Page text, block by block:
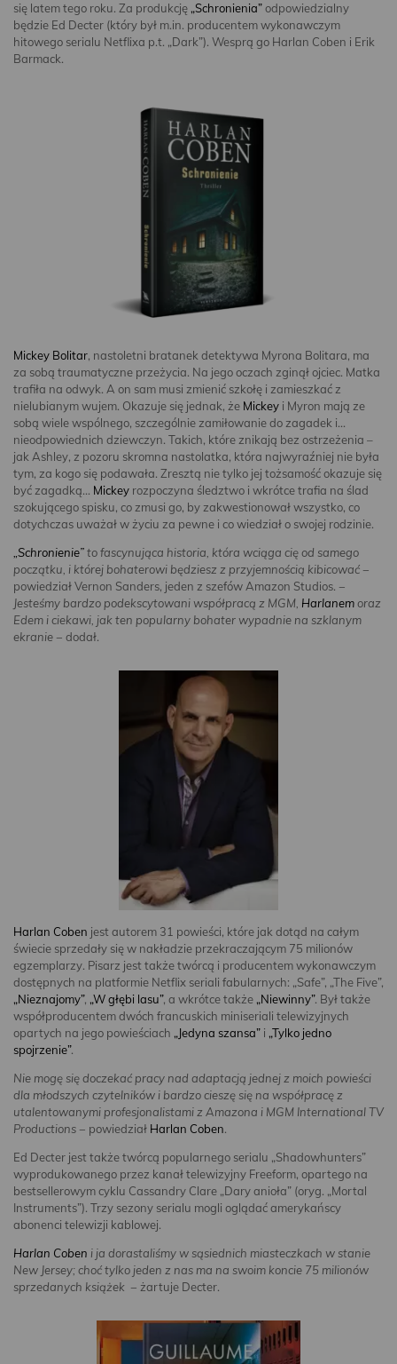
się latem tego roku. Za produkcję„Schronienia”odpowiedzialny
będzie Ed Decter (który był m.in. producentem wykonawczym
hitowego serialu Netflixa p.t. „Dark”). Wesprą go Harlan Coben i Erik
Barmack.
Mickey Bolitar, nastoletni bratanek detektywa Myrona Bolitara, ma
za sobą traumatyczne przeżycia. Na jego oczach zginął ojciec. Matka
trafiła na odwyk. A on sam musi zmienić szkołę i zamieszkać z
nielubianym wujem. Okazuje się jednak, że Mickey i Myron mają ze
sobą wiele wspólnego, szczególnie zamiłowanie do zagadek i…
nieodpowiednich dziewczyn. Takich, które znikają bez ostrzeżenia –
jak Ashley, z pozoru skromna nastolatka, która najwyraźniej nie była
tym, za kogo się podawała. Zresztą nie tylko jej tożsamość okazuje się
być zagadką… Mickey rozpoczyna śledztwo i wkrótce trafia na ślad
szokującego spisku, co zmusi go, by zakwestionował wszystko, co
dotychczas uważał w życiu za pewne i co wiedział o swojej rodzinie.
„Schronienie”to fascynująca historia, która wciąga cię od samego
początku, i której bohaterowi będziesz z przyjemnością kibicować −
powiedział Vernon Sanders, jeden z szefów Amazon Studios. −
Jesteśmy bardzo podekscytowani współpracą z MGM, Harlanemoraz
Edem i ciekawi, jak ten popularny bohater wypadnie na szklanym
ekranie − dodał.
Harlan Coben jest autorem 31 powieści, które jak dotąd na całym
świecie sprzedały się w nakładzie przekraczającym 75 milionów
egzemplarzy. Pisarz jest także twórcą i producentem wykonawczym
dostępnych na platformie Netflix seriali fabularnych: „Safe”, „The Five”,
„Nieznajomy”, „W głębi lasu”, a wkrótce także„Niewinny”. Był także
współproducentem dwóch francuskich miniseriali telewizyjnych
opartych na jego powieściach „Jedyna szansa” i „Tylko jedno
spojrzenie”.
Nie mogę się doczekać pracy nad adaptacją jednej z moich powieści
dla młodszych czytelników i bardzo cieszę się na współpracę z
utalentowanymi profesjonalistami z Amazona i MGM International TV
Productions − powiedział Harlan Coben.
Ed Decter jest także twórcą popularnego serialu „Shadowhunters”
wyprodukowanego przez kanał telewizyjny Freeform, opartego na
bestsellerowym cyklu Cassandry Clare „Dary anioła” (oryg. „Mortal
Instruments”). Trzy sezony serialu mogli oglądać amerykańscy
abonenci telewizji kablowej.
Harlan Coben i ja dorastaliśmy w sąsiednich miasteczkach w stanie
New Jersey; choć tylko jeden z nas ma na swoim koncie 75 milionów
sprzedanych książek − żartuje Decter.